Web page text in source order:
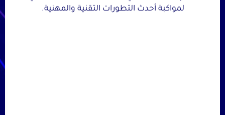
لمواكبة أحدث التطورات التقنية والمهنية.